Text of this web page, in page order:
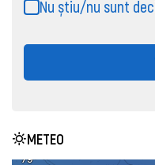
Nu știu/nu sunt
METEO